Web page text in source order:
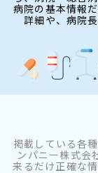
病院の基本情報
詳細や、病院
掲載している各
ンパニー株式会
来るだけ正確な